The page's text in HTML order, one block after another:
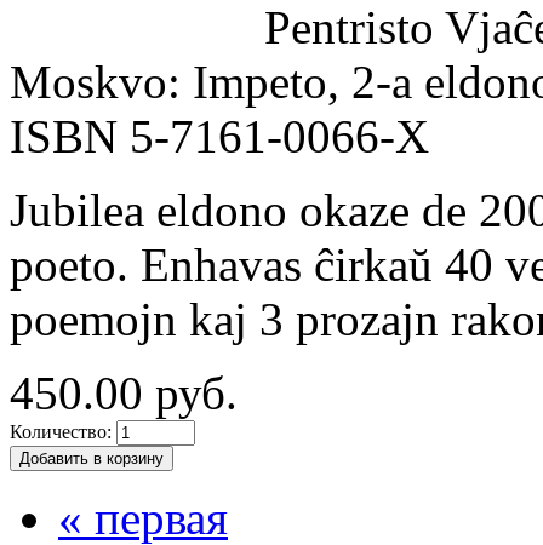
Pentristo
Moskvo: Impeto, 2-a
ISBN 5-7161-0066-X
Jubilea eldono okaze de
poeto. Enhavas ĉirkaŭ 40
poemojn kaj 3 prozajn
450.00 руб.
Количество:
« первая